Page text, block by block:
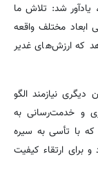
راه‌اندازی استودیو «عهد» توسط شهرداری منطقه ۱۰، یادآور شد: تلاش ما
مختلف واقعه
که ارزش‌های غدیر
زمان دیگری نیازمند الگو
و خدمت‌رسانی به
با تأسی به سیره
برای ارتقاء کیفیت